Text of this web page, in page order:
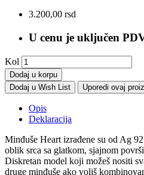
3.200,00 rsd
U cenu je uključen
Kol
Dodaj u korpu
Dodaj u Wish List
Uporedi ovaj
Opis
Deklaracija
Minđuše Heart izrađene su od Ag
oblik srca sa glatkom, sjajnom
Diskretan model koji možeš nositi
druge minđuše ako voliš